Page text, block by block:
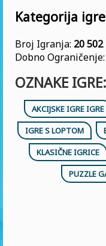
Kategorija
Broj Igranja: 20 502
Dobno Ograničenje:
OZNAKE IGRE:
AKCIJSKE IGRE IGRE
IGRE S LOPTOM
KLASIČNE IGRICE
PUZZLE